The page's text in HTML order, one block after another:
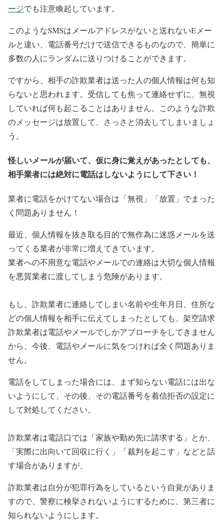
ージでも注意喚起しています。
このようなSMSはメールアドレスがないと送れないEメー
ルと違い、電話番号だけで送信できるものなので、簡単に
多数の人にランダムに送りつけることができます。
ですから、相手の詐欺業者は送った人の個人情報は何も知
らないと思われます。受信しても焦って連絡せずに、無視
していれば何も起こることはありません。このような詐欺
のメッセージは放置して、さっさと消去してしまいましょ
う。
怪しいメールが届いて、仮に身に覚えがあったとしても、
相手業者には絶対に電話はしないようにして下さい！
業者に電話をかけてない場合は「無視」「放置」でまった
く問題ありません！
最近、個人情報を抜き取る目的で無作為に迷惑メールを送
ってくる業者が非常に増えてきています。
業者への不用意な電話やメールでの連絡は大切な個人情報
を悪質業者に渡してしまう危険があります。
もし、詐欺業者に連絡してしまい名前や生年月日、住所な
どの個人情報を相手に伝えてしまったとしても、架空請求
詐欺業者は電話やメールでしかアプローチをしてきません
から、今後、電話やメールに気をつければ全く問題ありま
せん。
電話をしてしまった場合には、まず知らない電話には出な
いようにして、その後、その電話番号を着信拒否の設定に
して対処してください。
詐欺業者は電話口では「家族や勤め先に請求する」とか、
「実際に出向いて回収に行く」「裁判を起こす」などと話
す場合がありますが、
詐欺業者は自分が犯罪行為をしているという自覚がありま
すので、警察に検挙されないようにするために、第三者に
知られないようにします。